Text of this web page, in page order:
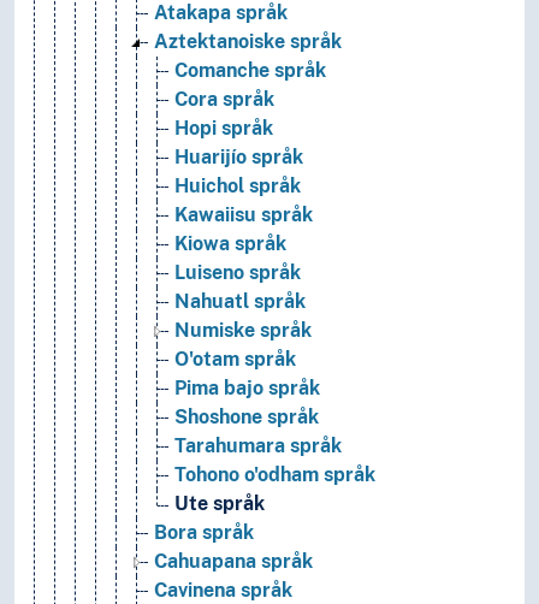
Atakapa språk
Aztektanoiske språk
Comanche språk
Cora språk
Hopi språk
Huarijío språk
Huichol språk
Kawaiisu språk
Kiowa språk
Luiseno språk
Nahuatl språk
Numiske språk
O'otam språk
Pima bajo språk
Shoshone språk
Tarahumara språk
Tohono o'odham språk
Ute språk
Bora språk
Cahuapana språk
Cavinena språk